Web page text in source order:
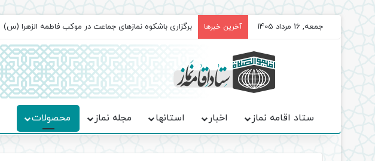
جمعه, 16 مرداد 1405 آخرین خبرها سروده‌ «اربعین»؛ روایت حماسه، استقامت و تمدن‌سازی امت
ستاد اقامه نماز اخبار استانها مجله نماز محصولات